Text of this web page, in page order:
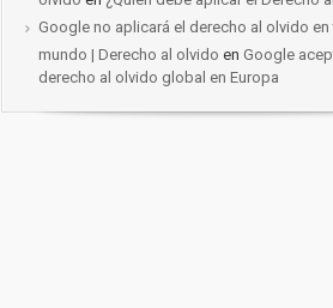
Google no aplicará el derecho al olvido en
mundo | Derecho al olvido en Google
derecho al olvido global en Europa